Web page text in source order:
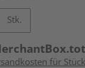
Stk.
für